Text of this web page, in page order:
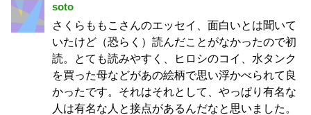
soto
さくらももこさんのエッセイ、面白いとは聞いて
いたけど（恐らく）読んだことがなかったので初
読。とても読みやすく、ヒロシのコイ、水タンク
を買った母などがあの絵柄で思い浮かべられて良
かったです。それはそれとして、やっぱり有名な
人は有名な人と接点があるんだなと思いました。